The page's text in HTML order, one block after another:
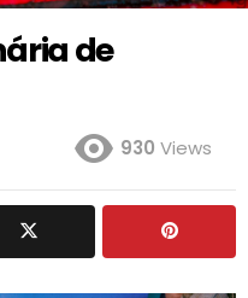
de
930 Views